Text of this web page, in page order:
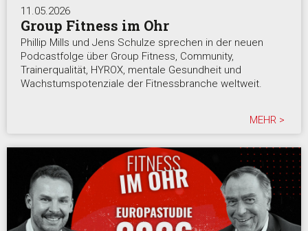
11.05.2026
Group Fitness im Ohr
Phillip Mills und Jens Schulze sprechen in der neuen
Podcastfolge über Group Fitness, Community,
Trainerqualität, HYROX, mentale Gesundheit und
Wachstumspotenziale der Fitnessbranche weltweit.
MEHR >